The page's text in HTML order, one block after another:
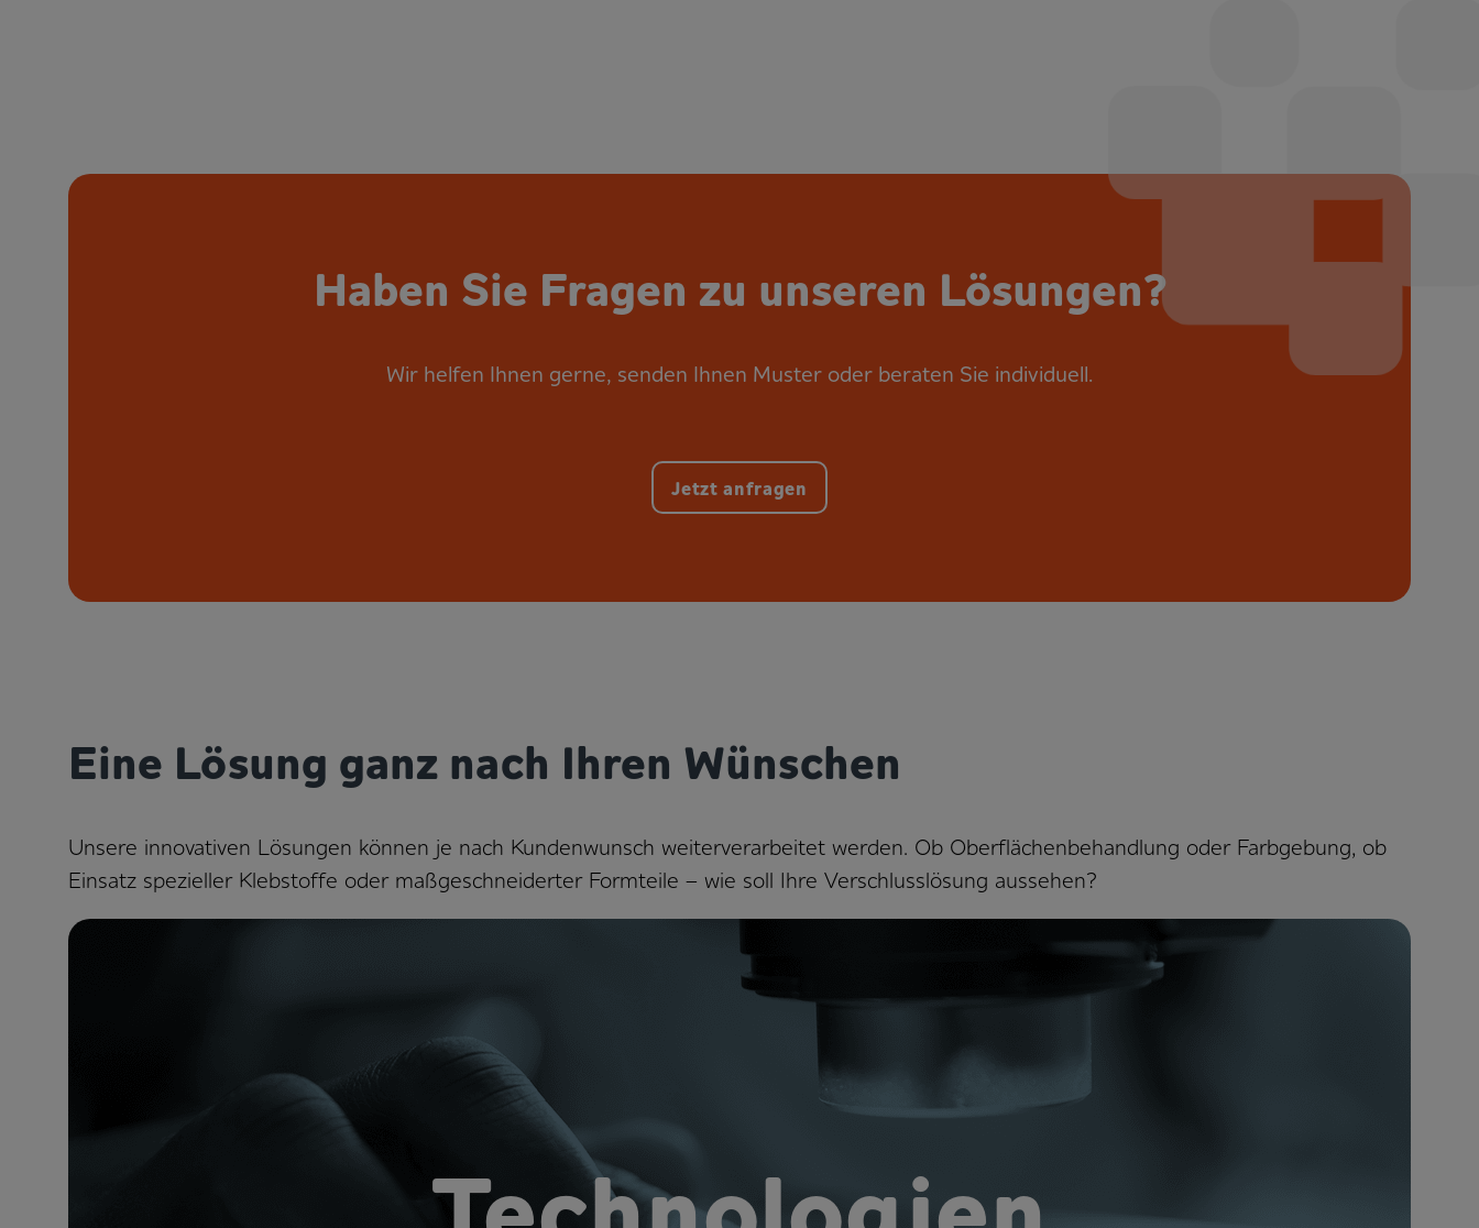
Haben Sie Fragen zu unseren Lösungen?
Wir helfen Ihnen gerne, senden Ihnen Muster oder beraten Sie individuell.
Jetzt anfragen
Eine Lösung ganz nach Ihren Wünschen
Unsere innovativen Lösungen können je nach Kundenwunsch weiterverarbeitet werden. Ob Oberflächenbehandlung oder Farbgebung, ob
Einsatz spezieller Klebstoffe oder maßgeschneiderter Formteile – wie soll Ihre Verschlusslösung aussehen?